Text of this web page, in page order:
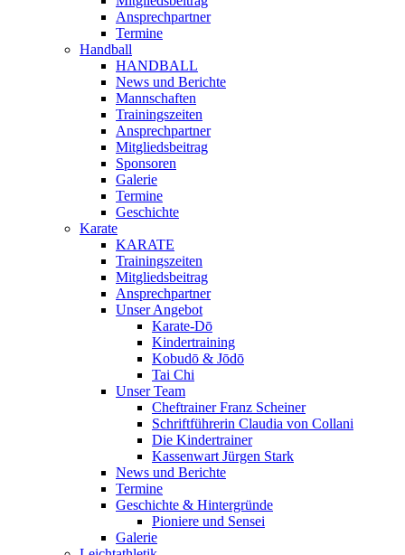
Ansprechpartner
Termine
Handball
HANDBALL
News und Berichte
Mannschaften
Trainingszeiten
Ansprechpartner
Mitgliedsbeitrag
Sponsoren
Galerie
Termine
Geschichte
Karate
KARATE
Trainingszeiten
Mitgliedsbeitrag
Ansprechpartner
Unser Angebot
Karate-Dō
Kindertraining
Kobudō & Jōdō
Tai Chi
Unser Team
Cheftrainer Franz Scheiner
Schriftführerin Claudia von Collani
Die Kindertrainer
Kassenwart Jürgen Stark
News und Berichte
Termine
Geschichte & Hintergründe
Pioniere und Sensei
Galerie